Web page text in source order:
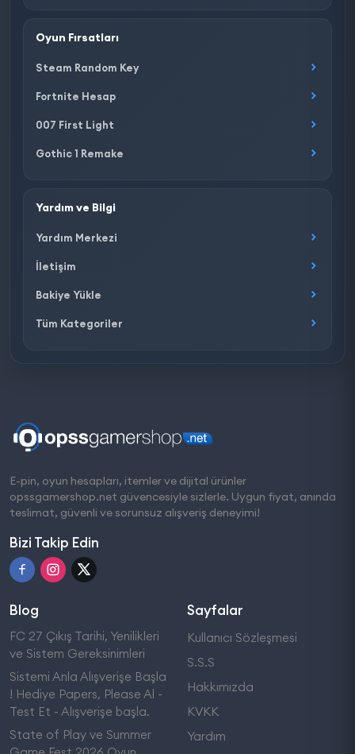
Oyun Fırsatları
Steam Random Key
Fortnite Hesap
007 First Light
Gothic 1 Remake
Yardım ve Bilgi
Yardım Merkezi
İletişim
Bakiye Yükle
Tüm Kategoriler
E-pin, oyun hesapları, itemler ve dijital ürünler
opssgamershop.net güvencesiyle sizlerle. Uygun fiyat, anında
teslimat, güvenli ve sorunsuz alışveriş deneyimi!
Bizi Takip Edin
Blog
FC 27 Çıkış Tarihi, Yenilikleri
ve Sistem Gereksinimleri
Sistemi Anla Alışverişe Başla
! Hediye Papers, Please Al -
Test Et - Alışverişe başla.
State of Play ve Summer
Sayfalar
Kullanıcı Sözleşmesi
S.S.S
Hakkımızda
KVKK
Yardım